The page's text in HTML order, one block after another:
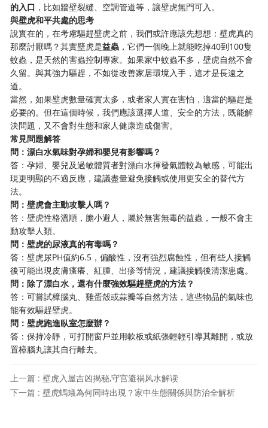
的入口 ，比如牆壁裂縫、空調管道等，讓壁虎無門可入。
與壁虎和平共處的思考
說實在的，在考慮驅趕壁虎之前，我們或許應該先想想：壁虎真的
那麼討厭嗎？其實壁虎是益蟲 ，它們一個晚上就能吃掉40到100隻
蚊蟲，是天然的害蟲控制專家。如果家中蚊蟲不多，壁虎自然不會
久留。與其強力驅趕，不如從改善家居環境入手，這才是長遠之
道。
當然，如果壁虎數量確實太多，或者家人實在害怕，適當的驅趕是
必要的。但在這個時候，我們應該選擇人道、安全的方法，既能解
決問題，又不會對生態和家人健康造成傷害。
常見問題解答
問：漂白水氣味對孕婦和嬰兒有影響嗎？
答：孕婦、嬰兒及過敏體質者對漂白水揮發氣體較為敏感，可能出
現更明顯的不適反應，建議盡量避免接觸或使用更安全的替代方
法。
問：壁虎會主動攻擊人嗎？
答：壁虎性格溫順，膽小避人，屬於無害無毒的益蟲，一般不會主
動攻擊人類。
問：壁虎的尿液真的有毒嗎？
答：壁虎尿PH值約6.5，偏酸性，沒有強烈腐蝕性，但有些人接觸
後可能出現皮膚瘙癢、紅腫、出疹等情況，建議接觸後清潔患處。
問：除了漂白水，還有什麼強效驅趕壁虎的方法？
答：可嘗試樟腦丸、雞蛋殼或蒜瓣等自然方法，這些物品的氣味也
能有效驅趕壁虎。
問：壁虎跑進臥室怎麼辦？
答：保持冷靜，可打開窗戶並用軟板或紙張輕輕引導其離開，或放
置樟腦丸讓其自行離去。
上一篇 : 壁虎入屋吉凶揭秘,守宫避祸风水解读
下一篇 : 壁虎螞蟻為何同時出現？家中生態關係與防治全解析